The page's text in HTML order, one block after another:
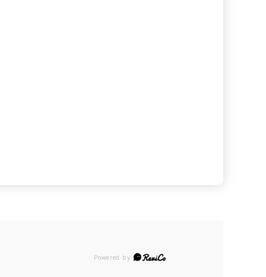
Powered by